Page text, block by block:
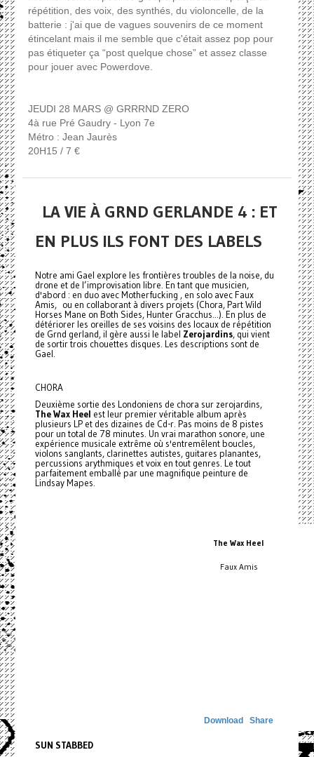
répétition, des voix, des synthés, du violoncelle, de la
batterie : j'ai que de vagues souvenirs de ce moment
étincelant mais il me semble que c'était assez pop pour
pas étiqueter ça “post quelque chose” et assez classe
pour jouer avec Powerdove.
JEUDI 28 MARS @ GRRRND ZERO
4à rue Pré Gaudry - Lyon 7e
Métro : Jean Jaurès
20H15 / 7 €
LA VIE À GRND GERLANDE 4 : ET
EN PLUS ILS FONT DES LABELS
Notre ami Gael explore les frontières troubles de la noise, du
drone et de l’improvisation libre. En tant que musicien,
d'abord : en duo avec Motherfucking , en solo avec Faux
Amis, ou en collaborant à divers projets (Chora, Part Wild
Horses Mane on Both Sides, Hunter Gracchus...). En plus de
détériorer les oreilles de ses voisins des locaux de répétition
de Grnd gerland, il gère aussi le label Zerojardins, qui vient
de sortir trois chouettes disques. Les descriptions sont de
Gael.
CHORA
Deuxième sortie des Londoniens de chora sur zerojardins,
The Wax Heel est leur premier véritable album après
plusieurs LP et des dizaines de Cd-r. Pas moins de 8 pistes
pour un total de 78 minutes. Un vrai marathon sonore, une
expérience musicale extrême où s'entremêlent boucles,
violons sanglants, clarinettes autistes, guitares planantes,
percussions arythmiques et voix en tout genres. Le tout
parfaitement emballé par une magnifique peinture de
Lindsay Mapes.
The Wax Heel
Faux Amis
Download Share
SUN STABBED